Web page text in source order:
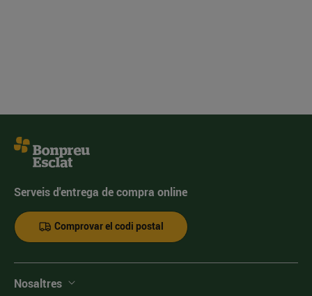
Serveis d'entrega de compra online
Comprovar el codi postal
Nosaltres